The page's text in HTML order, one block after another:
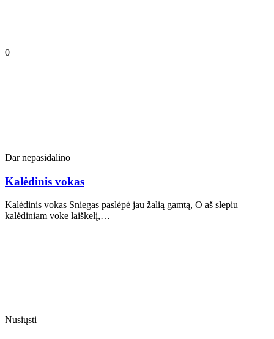
0
Dar nepasidalino
Kalėdinis vokas
Kalėdinis vokas Sniegas paslėpė jau žalią gamtą, O aš slepiu
kalėdiniam voke laiškelį,…
Nusiųsti